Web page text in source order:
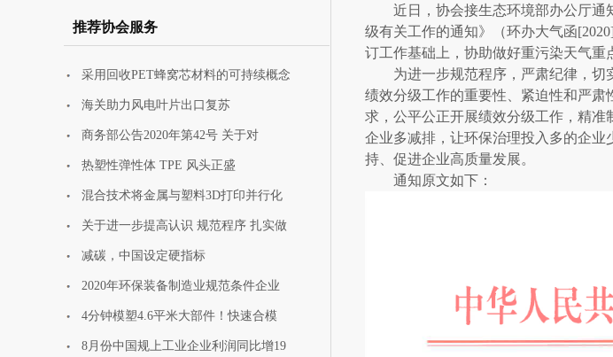
近日，协会接生态环境部办公厅通
级有关工作的通知》（环办大气函
订工作基础上，协助做好重污染天气重
为进一步规范程序，严肃纪律，
绩效分级工作的重要性、紧迫性和严
求，公平公正开展绩效分级工作，精
企业多减排，让环保治理投入多的企业
持、促进企业高质量发展。
通知原文如下：
会再度荣获中
推荐协会服务
采用回收PET蜂窝芯材料的可持续概念
海关助力风电叶片出口复苏
商务部公告2020年第42号 关于对
热塑性弹性体 TPE 风头正盛
混合技术将金属与塑料3D打印并行化
关于进一步提高认识 规范程序 扎实做
减碳，中国设定硬指标
2020年环保装备制造业规范条件企业
4分钟模塑4.6平米大部件！快速合模
8月份中国规上工业企业利润同比增19